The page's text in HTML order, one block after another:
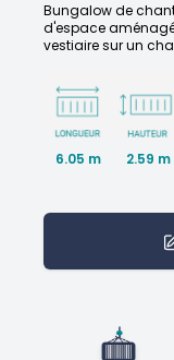
Bungalow de
d'espace aménagé
vestiaire sur un
6.05 m 2.59 m